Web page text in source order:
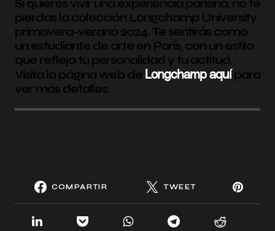
Si quieres vivir una experiencia parisina, no te
pierdas la colección Longchamp University
primavera-verano 2024. Te sentirás como
un estudiante de arte en París, con un estilo
que refleja tu personalidad y tu actitud.
Visita la página web de Longchamp aquípara
ver más detalles.
COMPARTIR TWEET